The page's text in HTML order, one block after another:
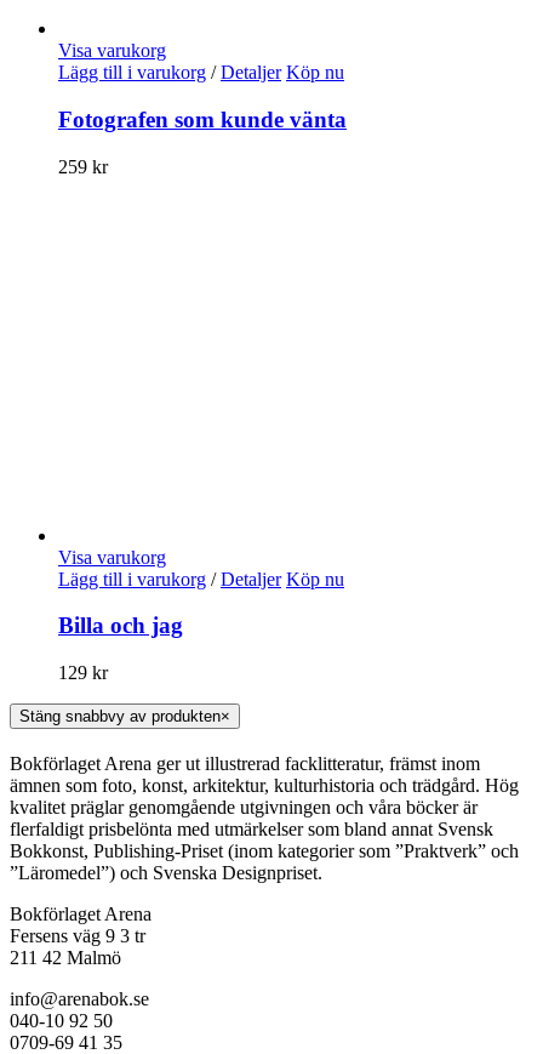
Visa varukorg
Lägg till i varukorg / Detaljer Köp nu
Fotografen som kunde vänta
259 kr
Visa varukorg
Lägg till i varukorg / Detaljer Köp nu
Billa och jag
129 kr
Stäng snabbvy av produkten×
Bokförlaget Arena ger ut illustrerad facklitteratur, främst inom
ämnen som foto, konst, arkitektur, kulturhistoria och trädgård. Hög
kvalitet präglar genomgående utgivningen och våra böcker är
flerfaldigt prisbelönta med utmärkelser som bland annat Svensk
Bokkonst, Publishing-Priset (inom kategorier som ”Praktverk” och
”Läromedel”) och Svenska Designpriset.
Bokförlaget Arena
Fersens väg 9 3 tr
211 42 Malmö
info@arenabok.se
040-10 92 50
0709-69 41 35